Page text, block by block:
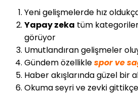
Yeni gelişmelerde hız
Yapay zeka tüm
görüyor
Umutlandıran gelişmeler
Gündem özelliklespor ve
Haber akışlarında güzel bir
Okuma seyri ve zevki